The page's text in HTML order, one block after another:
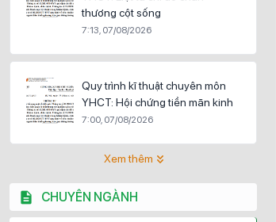
thương cột sống
7:13, 07/08/2026
Quy trình kĩ thuật chuyên môn
YHCT: Hội chứng tiền mãn kinh
7:00, 07/08/2026
Xem thêm
CHUYÊN NGÀNH